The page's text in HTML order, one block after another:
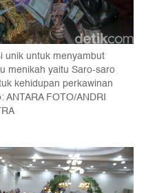
unik untuk menyambut
menikah yaitu Saro-saro
kehidupan perkawinan
FOTO/ANDRI